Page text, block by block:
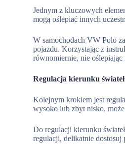
Jednym z kluczowych
mogą oślepiać innych
W samochodach VW Polo
pojazdu. Korzystając z
równomiernie, nie
Regulacja kierunku świateł
Kolejnym krokiem jest
wysoko lub zbyt nisko,
Do regulacji kierunku
regulacji, delikatnie dostosuj